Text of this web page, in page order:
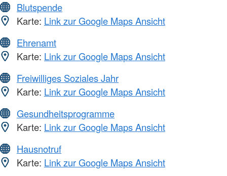
Blutspende
Karte: Link zur Google Maps Ansicht
Ehrenamt
Karte: Link zur Google Maps Ansicht
Freiwilliges Soziales Jahr
Karte: Link zur Google Maps Ansicht
Gesundheitsprogramme
Karte: Link zur Google Maps Ansicht
Hausnotruf
Karte: Link zur Google Maps Ansicht